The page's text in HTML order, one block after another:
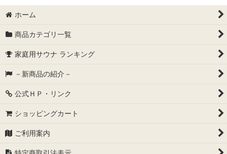
ホーム
商品カテゴリ一覧
家庭用サウナ ランキング
－新商品の紹介－
公式ＨＰ・リンク
ショッピングカート
ご利用案内